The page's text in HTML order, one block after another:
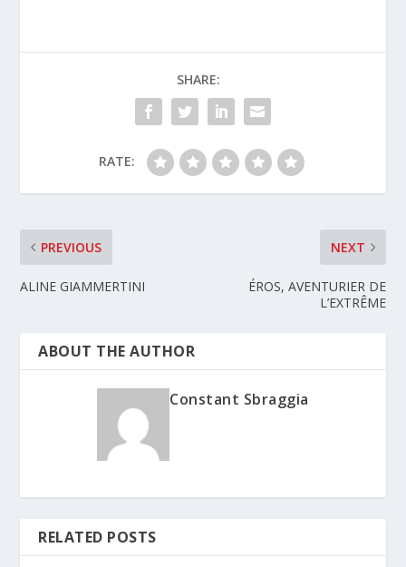
SHARE:
RATE:
PREVIOUS
ALINE GIAMMERTINI
NEXT
ÉROS, AVENTURIER DE
L’EXTRÊME
ABOUT THE AUTHOR
Constant Sbraggia
RELATED POSTS